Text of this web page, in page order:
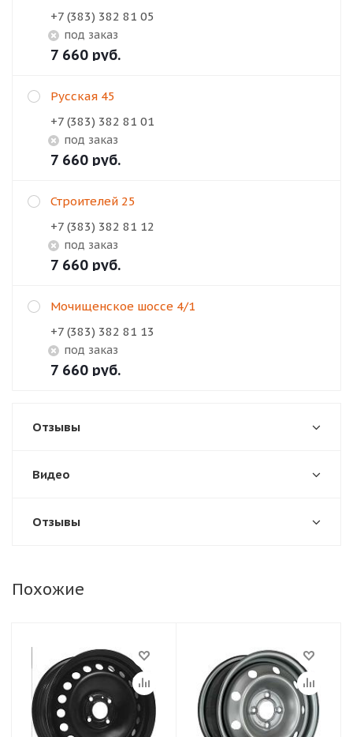
+7 (383) 382 81 05
Под заказ
7 660 руб.
Русская 45
+7 (383) 382 81 01
Под заказ
7 660 руб.
Строителей 25
+7 (383) 382 81 12
Под заказ
7 660 руб.
Мочищенское шоссе 4/1
+7 (383) 382 81 13
Под заказ
7 660 руб.
Отзывы
Видео
Отзывы
Похожие